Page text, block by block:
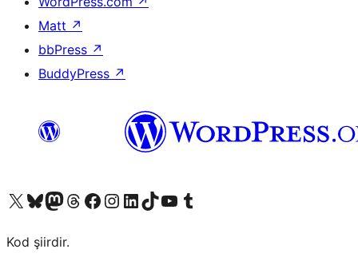
Matt ↗
bbPress ↗
BuddyPress ↗
X (eski Twitter) hesabımıza bakın
Bluesky hesabımızı ziyaret edinMastodon hesabımızı ziyaret edinThreads hesabımızı ziyaret edinFacebook sayfamızı ziyaret edinInstagram hesabımızı ziyaret edinLinkedIn hesabımızı ziyaret edinTikTok hesabımızı ziyaret edinYouTube kanalımızı ziyaret edinTumblr hesabımızı ziyaret edin
Kod şiirdir.